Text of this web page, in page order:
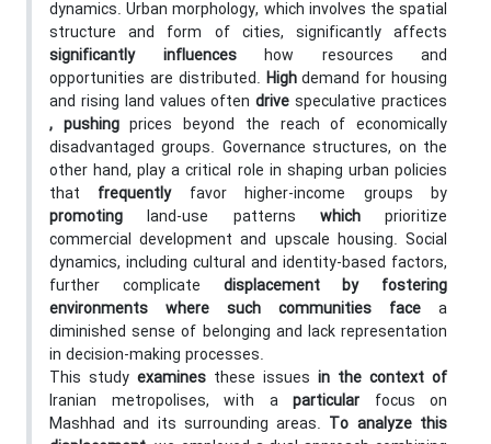
dynamics. Urban morphology, which involves the spatial
structure and form of cities, significantly affects
significantly influenceshow resources and
opportunities are distributed. Highdemand for housing
and rising land values oftendrive speculative practices
, pushingprices beyond the reach of economically
disadvantaged groups. Governance structures, on the
other hand, play a critical role in shaping urban policies
that frequentlyfavor higher-income groups by
promoting land-use patterns whichprioritize
commercial development and upscale housing. Social
dynamics, including cultural and identity-based factors,
further complicate displacement by fostering
environments where such communities face a
diminished sense of belonging and lack representation
in decision-making processes.
This study examines these issues in the context of
Iranian metropolises, with a particular focus on
Mashhad and its surrounding areas. To analyze this